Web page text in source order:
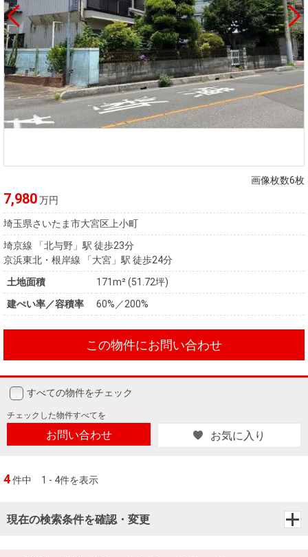
画像枚数6枚
7,980万円
埼玉県さいたま市大宮区上小町
埼京線 「北与野」駅 徒歩23分
京浜東北・根岸線 「大宮」駅 徒歩24分
土地面積
171m² (51.72坪)
建ぺい率／容積率
60%／200%
この物件にお問い合わせ
すべての物件をチェック
チェックした物件すべてを
お問い合わせ お気に入り
4件中 1 - 4件を表示
現在の検索条件を確認・変更